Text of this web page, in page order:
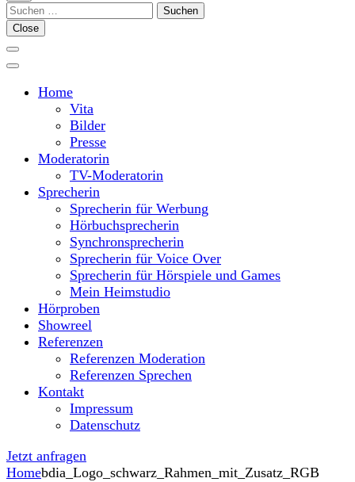
Suchen
nach:
Close
Home
Vita
Bilder
Presse
Moderatorin
TV-Moderatorin
Sprecherin
Sprecherin für Werbung
Hörbuchsprecherin
Synchronsprecherin
Sprecherin für Voice Over
Sprecherin für Hörspiele und Games
Mein Heimstudio
Hörproben
Showreel
Referenzen
Referenzen Moderation
Referenzen Sprechen
Kontakt
Impressum
Datenschutz
Jetzt anfragen
Homebdia_Logo_schwarz_Rahmen_mit_Zusatz_RGB